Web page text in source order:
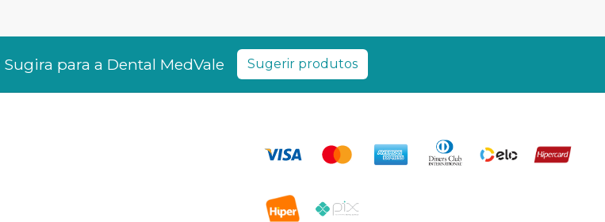
Sugira para a Dental MedVale Sugerir produtos